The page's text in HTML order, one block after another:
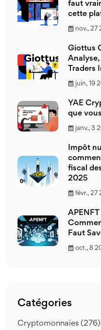
faut
cette
nov., 27
Giottus
Traders
juin, 19
YAE
que
janv., 3
Impôt
fiscal
2025
févr., 27
Faut
oct., 8
Catégories
Cryptomonnaies (276)